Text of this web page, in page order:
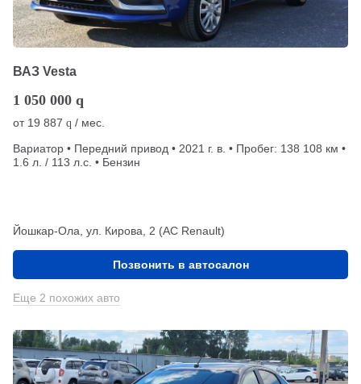
ВАЗ Vesta
1 050 000 q
от 19 887 q / мес.
Вариатор • Передний привод • 2021 г. в. • Пробег: 138 108 км •
1.6 л. / 113 л.с. • Бензин
Йошкар-Ола, ул. Кирова, 2 (АС Renault)
Позвонить в автосалон
Еще 2 похожих авто